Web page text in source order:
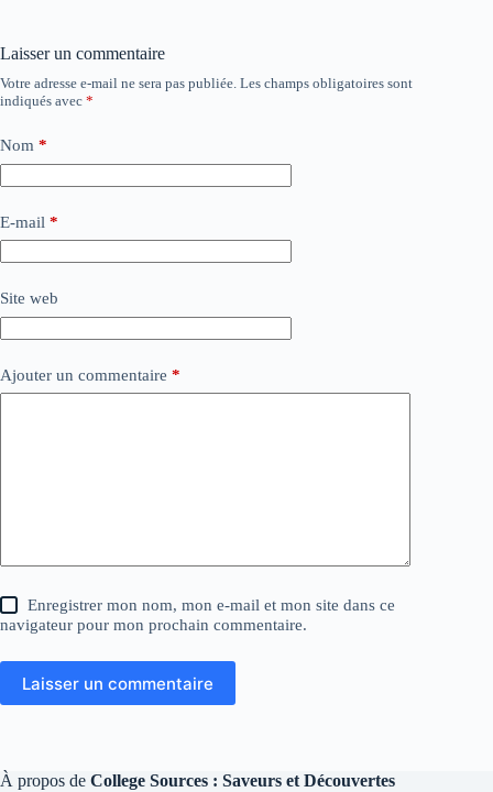
Laisser un commentaire
Votre adresse e-mail ne sera pas publiée. Les champs obligatoires sont
indiqués avec *
Nom *
E-mail *
Site web
Ajouter un commentaire *
Enregistrer mon nom, mon e-mail et mon site dans ce
navigateur pour mon prochain commentaire.
Laisser un commentaire
À propos de College Sources : Saveurs et Découvertes